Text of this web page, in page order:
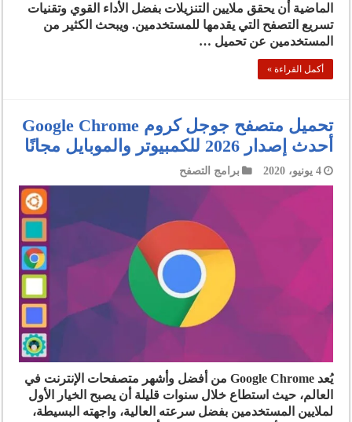
الماضية أن يحقق ملايين التنزيلات بفضل الأداء القوي وتقنيات
تسريع التصفح التي يقدمها للمستخدمين. ويبحث الكثير من
المستخدمين عن تحميل …
أكمل القراءة »
تحميل متصفح جوجل كروم Google Chrome
أحدث إصدار 2026 للكمبيوتر والموبايل مجانًا
4 يونيو، 2020 برامج التصفح
يُعد Google Chrome من أفضل وأشهر متصفحات الإنترنت في
العالم، حيث استطاع خلال سنوات قليلة أن يصبح الخيار الأول
لملايين المستخدمين بفضل سرعته العالية، واجهته البسيطة،